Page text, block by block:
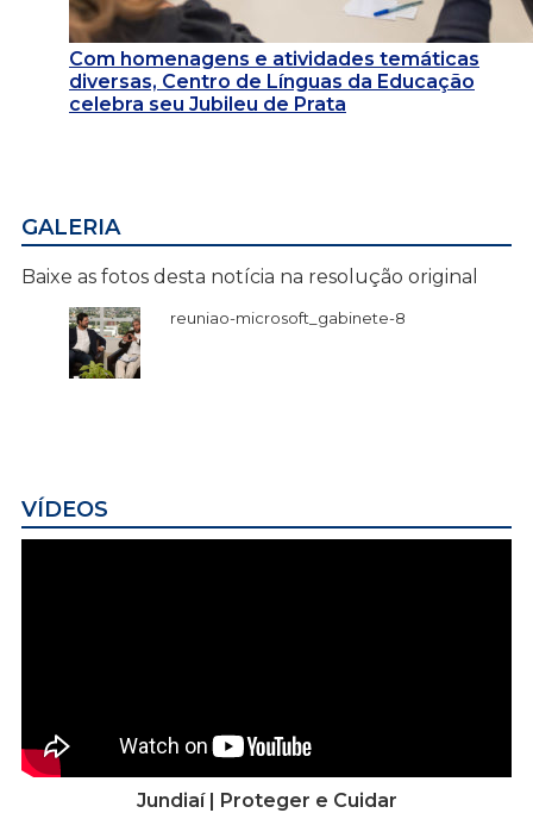
Com homenagens e atividades temáticas
diversas, Centro de Línguas da Educação
celebra seu Jubileu de Prata
GALERIA
Baixe as fotos desta notícia na resolução original
reuniao-microsoft_gabinete-8
VÍDEOS
Jundiaí | Proteger e Cuidar